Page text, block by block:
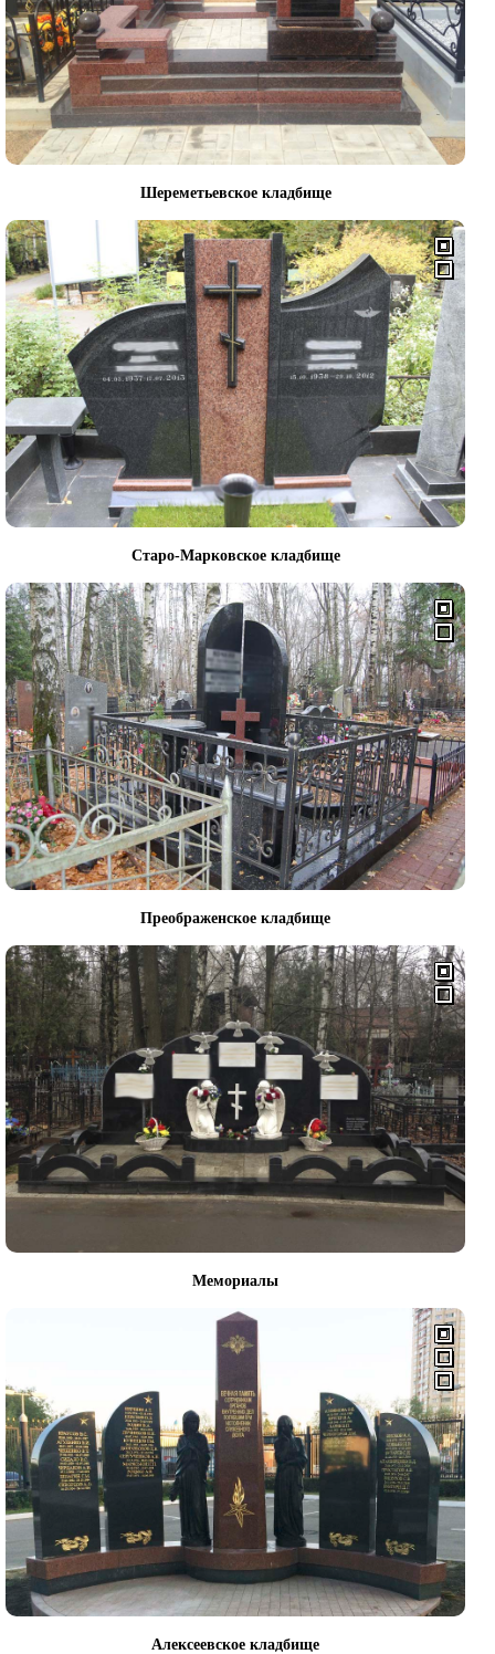
Шереметьевское кладбище
Старо-Марковское кладбище
Преображенское кладбище
Мемориалы
Алексеевское кладбище